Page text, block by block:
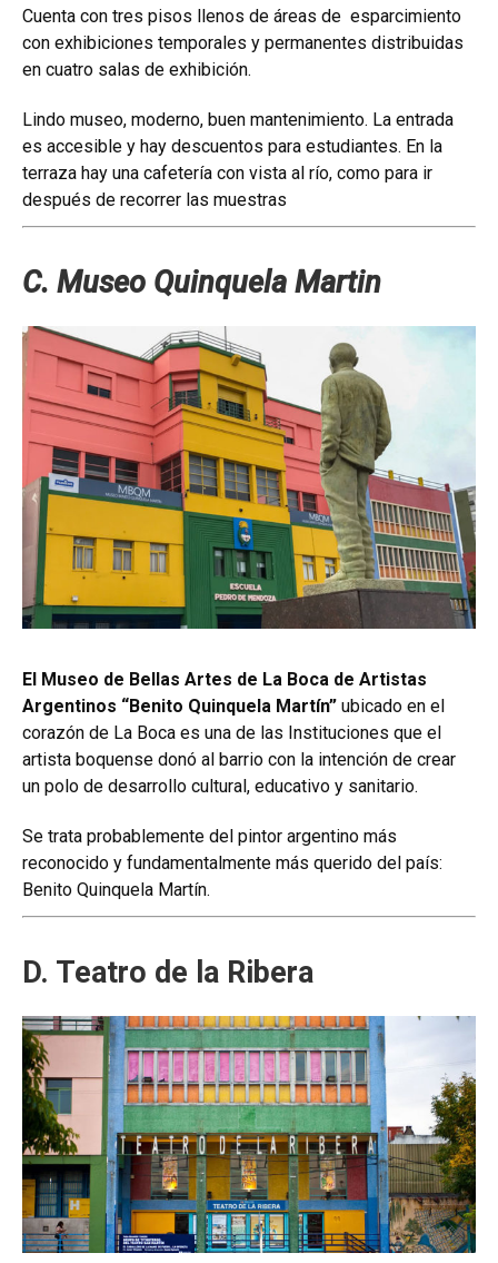
Cuenta con tres pisos llenos de áreas de esparcimiento
con exhibiciones temporales y permanentes distribuidas
en cuatro salas de exhibición.
Lindo museo, moderno, buen mantenimiento. La entrada
es accesible y hay descuentos para estudiantes. En la
terraza hay una cafetería con vista al río, como para ir
después de recorrer las muestras
C. Museo Quinquela Martin
El Museo de Bellas Artes de La Boca de Artistas
Argentinos “Benito Quinquela Martín” ubicado en el
corazón de La Boca es una de las Instituciones que el
artista boquense donó al barrio con la intención de crear
un polo de desarrollo cultural, educativo y sanitario.
Se trata probablemente del pintor argentino más
reconocido y fundamentalmente más querido del país:
Benito Quinquela Martín.
D. Teatro de la Ribera